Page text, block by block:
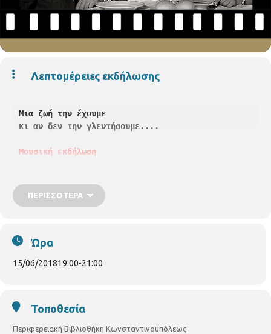
Λεπτομέρειες εκδήλωσης
Μια ζωή την έχουμε
κι αν δεν την γλεντήσουμε....
Μουσική εκδήλωση
Παρασκευή 15 Ιουνίου 2018,  ώρα 7.00 μ.μ.
Δημοτική Βιβλιοθήκη
ΠΕΡΙΣΣΌΤΕΡΑ
Ώρα
15/06/201819:00-21:00
Τοποθεσία
Περιφερειακή Βιβλιοθήκη Κωνσταντινουπόλεως